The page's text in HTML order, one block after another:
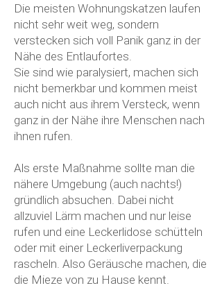
Die meisten Wohnungskatzen laufen
nicht sehr weit weg, sondern
verstecken sich voll Panik ganz in der
Nähe des Entlaufortes.
Sie sind wie paralysiert, machen sich
nicht bemerkbar und kommen meist
auch nicht aus ihrem Versteck, wenn
ganz in der Nähe ihre Menschen nach
ihnen rufen.
Als erste Maßnahme sollte man die
nähere Umgebung (auch nachts!)
gründlich absuchen. Dabei nicht
allzuviel Lärm machen und nur leise
rufen und eine Leckerlidose schütteln
oder mit einer Leckerliverpackung
rascheln. Also Geräusche machen, die
die Mieze von zu Hause kennt.